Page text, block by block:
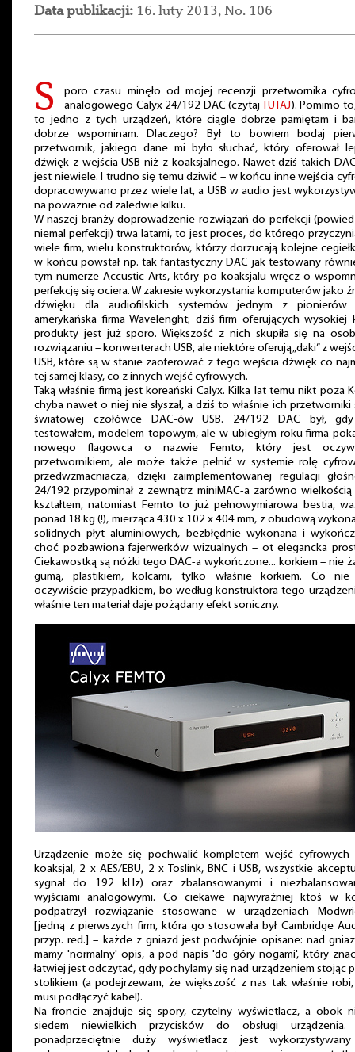
Data publikacji: 16. luty 2013, No. 106
S
poro czasu minęło od mojej recenzji przetwornika
analogowego Calyx 24/192 DAC (czytaj TUTAJ). Pomimo
to jedno z tych urządzeń, które ciągle dobrze pamiętam i
dobrze wspominam. Dlaczego? Był to bowiem bodaj
przetwornik, jakiego dane mi było słuchać, który oferował
dźwięk z wejścia USB niż z koaksjalnego. Nawet dziś takich
jest niewiele. I trudno się temu dziwić – w końcu inne wejścia
dopracowywano przez wiele lat, a USB w audio jest
na poważnie od zaledwie kilku.
W naszej branży doprowadzenie rozwiązań do perfekcji
niemal perfekcji) trwa latami, to jest proces, do którego
wiele firm, wielu konstruktorów, którzy dorzucają kolejne
w końcu powstał np. tak fantastyczny DAC jak testowany
tym numerze Accustic Arts, który po koaksjalu wręcz o
perfekcję się ociera. W zakresie wykorzystania komputerów jako
dźwięku dla audiofilskich systemów jednym z pionierów
amerykańska firma Wavelenght; dziś firm oferujących wysokiej
produkty jest już sporo. Większość z nich skupiła się na
rozwiązaniu – konwerterach USB, ale niektóre oferują „daki” z
USB, które są w stanie zaoferować z tego wejścia dźwięk co
tej samej klasy, co z innych wejść cyfrowych.
Taką właśnie firmą jest koreański Calyx. Kilka lat temu nikt poza
chyba nawet o niej nie słyszał, a dziś to właśnie ich przetworniki
światowej czołówce DAC-ów USB. 24/192 DAC był,
testowałem, modelem topowym, ale w ubiegłym roku firma
nowego flagowca o nazwie Femto, który jest
przetwornikiem, ale może także pełnić w systemie rolę
przedwzmacniacza, dzięki zaimplementowanej regulacji
24/192 przypominał z zewnątrz miniMAC-a zarówno
kształtem, natomiast Femto to już pełnowymiarowa bestia,
ponad 18 kg (!), mierząca 430 x 102 x 404 mm, z obudową
solidnych płyt aluminiowych, bezbłędnie wykonana i
choć pozbawiona fajerwerków wizualnych – ot elegancka
Ciekawostką są nóżki tego DAC-a wykończone... korkiem – nie
gumą, plastikiem, kolcami, tylko właśnie korkiem. Co
oczywiście przypadkiem, bo według konstruktora tego
właśnie ten materiał daje pożądany efekt soniczny.
Urządzenie może się pochwalić kompletem wejść
koaksjal, 2 x AES/EBU, 2 x Toslink, BNC i USB, wszystkie
sygnał do 192 kHz) oraz zbalansowanymi i
wyjściami analogowymi. Co ciekawe najwyraźniej ktoś w
podpatrzył rozwiązanie stosowane w urządzeniach
[jedną z pierwszych firm, która go stosowała był Cambridge
przyp. red.] – każde z gniazd jest podwójnie opisane: nad
mamy 'normalny' opis, a pod napis 'do góry nogami', który
łatwiej jest odczytać, gdy pochylamy się nad urządzeniem stojąc
stolikiem (a podejrzewam, że większość z nas tak właśnie
musi podłączyć kabel).
Na froncie znajduje się spory, czytelny wyświetlacz, a obok
siedem niewielkich przycisków do obsługi
ponadprzeciętnie duży wyświetlacz jest